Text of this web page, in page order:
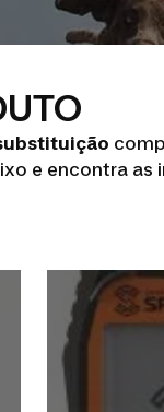
e encontra as